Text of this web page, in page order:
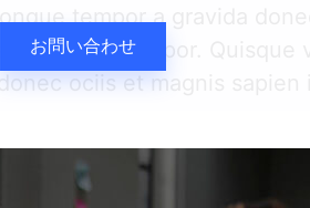
お問い合わせ
tempor a gravida
luctus tempor. Quisque
ociis et magnis sapien